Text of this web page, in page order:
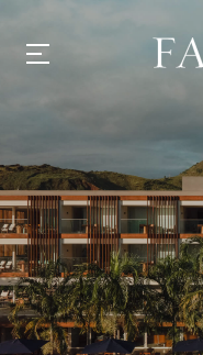
GASTRONOMIA
HOTÉIS
EXPERIÊNCIAS
EVENTOS
VILLAS
SHOP | SELEZIONE
DESCUBRA
WHAT'S COOKING
CORRIERE